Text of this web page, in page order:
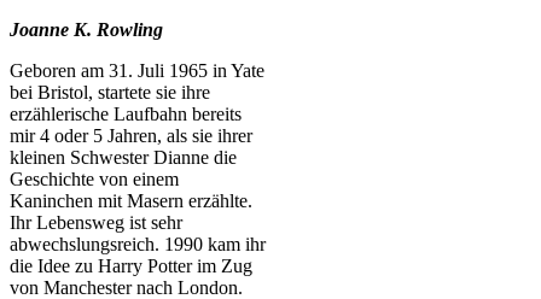
Joanne K. Rowling
Geboren am 31. Juli 1965 in Yate
bei Bristol, startete sie ihre
erzählerische Laufbahn bereits
mir 4 oder 5 Jahren, als sie ihrer
kleinen Schwester Dianne die
Geschichte von einem
Kaninchen mit Masern erzählte.
Ihr Lebensweg ist sehr
abwechslungsreich. 1990 kam ihr
die Idee zu Harry Potter im Zug
von Manchester nach London.